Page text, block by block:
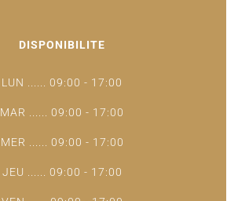
DISPONIBILITE
LUN ...... 09:00 - 17:00
MAR ...... 09:00 - 17:00
MER ...... 09:00 - 17:00
JEU ...... 09:00 - 17:00